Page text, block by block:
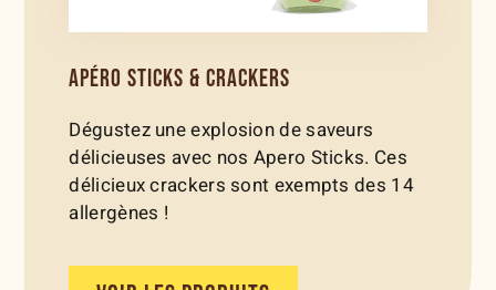
APÉRO STICKS & CRACKERS
Dégustez une explosion de saveurs
délicieuses avec nos Apero Sticks. Ces
délicieux crackers sont exempts des 14
allergènes !